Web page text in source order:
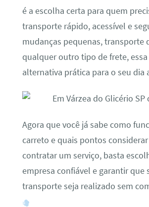
é a escolha certa para quem
transporte rápido, acessível e
mudanças pequenas, transporte
qualquer outro tipo de frete, essa
alternativa prática para o seu dia
Agora que você já sabe como
carreto e quais pontos
contratar um serviço, basta
empresa confiável e garantir que
transporte seja realizado sem